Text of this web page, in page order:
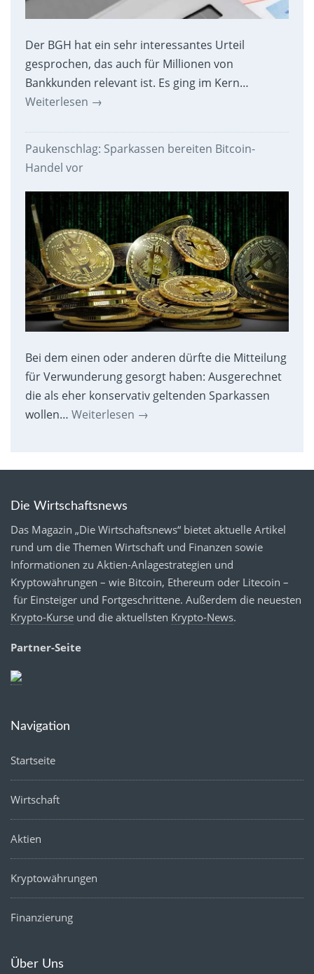
Der BGH hat ein sehr interessantes Urteil
gesprochen, das auch für Millionen von
Bankkunden relevant ist. Es ging im Kern…
Weiterlesen →
Paukenschlag: Sparkassen bereiten Bitcoin-
Handel vor
Bei dem einen oder anderen dürfte die Mitteilung
für Verwunderung gesorgt haben: Ausgerechnet
die als eher konservativ geltenden Sparkassen
wollen… Weiterlesen →
Die Wirtschaftsnews
Das Magazin „Die Wirtschaftsnews“ bietet aktuelle Artikel
rund um die Themen Wirtschaft und Finanzen sowie
Informationen zu Aktien-Anlagestrategien und
Kryptowährungen – wie Bitcoin, Ethereum oder Litecoin –
für Einsteiger und Fortgeschrittene. Außerdem die neuesten
Krypto-Kurse und die aktuellsten Krypto-News.
Partner-Seite
Navigation
Startseite
Wirtschaft
Aktien
Kryptowährungen
Finanzierung
Über Uns